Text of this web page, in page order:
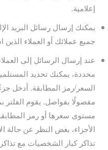
إعلامية.
يمكنك إرسال رسائل البريد
جميع عملائك أو العملاء
عند إرسال الرسائل إلى
محددة، يمكنك تحديد
السعر/رمز المطابقة. أدخل
مفصولًا بفواصل. يقوم الفلتر
مستوى سعرها أو رمز
الأجزاء، بغض النظر عن حالة
تذاكر كبار الشخصيات مع